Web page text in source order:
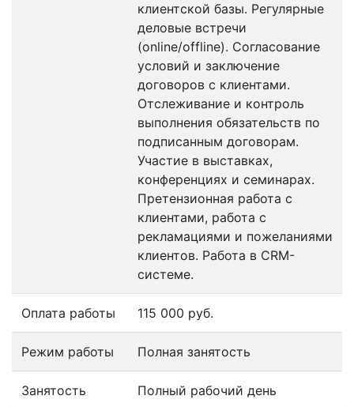
клиентской базы. Регулярные
деловые встречи
(online/offline). Согласование
условий и заключение
договоров с клиентами.
Отслеживание и контроль
выполнения обязательств по
подписанным договорам.
Участие в выставках,
конференциях и семинарах.
Претензионная работа с
клиентами, работа с
рекламациями и пожеланиями
клиентов. Работа в CRM-
системе.
Оплата работы 115 000 руб.
Режим работы Полная занятость
Занятость Полный рабочий день